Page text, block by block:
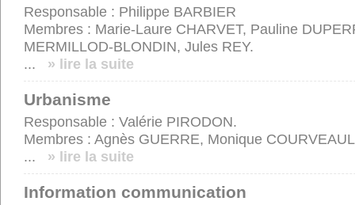
Responsable : Philippe BARBIER
Membres : Marie-Laure CHARVET, Pauline
MERMILLOD-BLONDIN, Jules REY.
...
» lire la suite
Urbanisme
Responsable : Valérie PIRODON.
Membres : Agnès GUERRE, Monique
...
» lire la suite
Information communication